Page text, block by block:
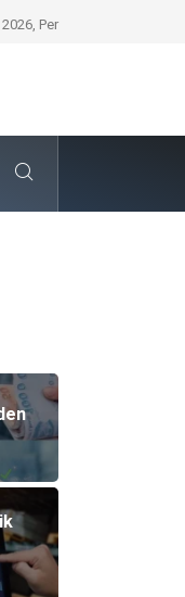
Satışı: Dijital Masa
Per